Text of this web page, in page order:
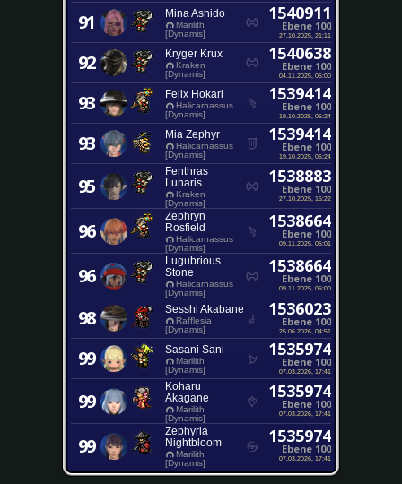
91 Mina Ashido
Marilith
[Dynamis]
1540911
Ebene 100
27.10.2025, 21:11
92 Kryger Krux
Kraken
[Dynamis]
1540638
Ebene 100
04.11.2025, 05:00
93 Felix Hokari
Halicarnassus
[Dynamis]
1539414
Ebene 100
19.10.2025, 05:24
93 Mia Zephyr
Halicarnassus
[Dynamis]
1539414
Ebene 100
19.10.2025, 05:24
95
Fenthras
Lunaris
Kraken
[Dynamis]
1538883
Ebene 100
27.10.2025, 15:22
96
Zephryn
Rosfield
Halicarnassus
[Dynamis]
1538664
Ebene 100
09.11.2025, 05:01
96
Lugubrious
Stone
Halicarnassus
[Dynamis]
1538664
Ebene 100
09.11.2025, 05:00
98 Sesshi Akabane
Rafflesia
[Dynamis]
1536023
Ebene 100
25.06.2026, 04:51
99 Sasani Sani
Marilith
[Dynamis]
1535974
Ebene 100
07.03.2026, 17:41
99
Koharu
Akagane
Marilith
[Dynamis]
1535974
Ebene 100
07.03.2026, 17:41
99
Zephyria
Nightbloom
Marilith
[Dynamis]
1535974
Ebene 100
07.03.2026, 17:41